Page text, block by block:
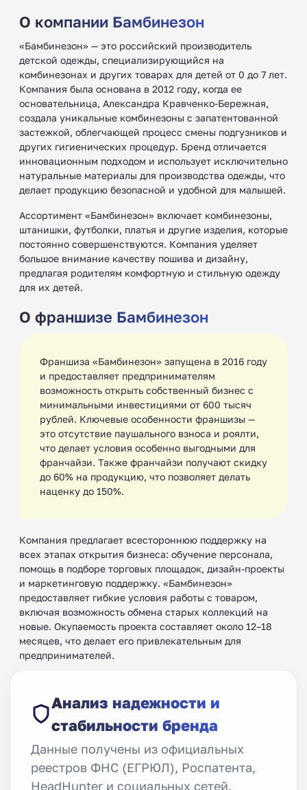
О компании Бамбинезон
«Бамбинезон» — это российский производитель
детской одежды, специализирующийся на
комбинезонах и других товарах для детей от 0 до 7 лет.
Компания была основана в 2012 году, когда ее
основательница, Александра Кравченко-Бережная,
создала уникальные комбинезоны с запатентованной
застежкой, облегчающей процесс смены подгузников и
других гигиенических процедур. Бренд отличается
инновационным подходом и использует исключительно
натуральные материалы для производства одежды, что
делает продукцию безопасной и удобной для малышей.
Ассортимент «Бамбинезон» включает комбинезоны,
штанишки, футболки, платья и другие изделия, которые
постоянно совершенствуются. Компания уделяет
большое внимание качеству пошива и дизайну,
предлагая родителям комфортную и стильную одежду
для их детей.
О франшизе Бамбинезон
Франшиза «Бамбинезон» запущена в 2016 году
и предоставляет предпринимателям
возможность открыть собственный бизнес с
минимальными инвестициями от 600 тысяч
рублей. Ключевые особенности франшизы —
это отсутствие паушального взноса и роялти,
что делает условия особенно выгодными для
франчайзи. Также франчайзи получают скидку
до 60% на продукцию, что позволяет делать
наценку до 150%.
Компания предлагает всестороннюю поддержку на
всех этапах открытия бизнеса: обучение персонала,
помощь в подборе торговых площадок, дизайн-проекты
и маркетинговую поддержку. «Бамбинезон»
предоставляет гибкие условия работы с товаром,
включая возможность обмена старых коллекций на
новые. Окупаемость проекта составляет около 12–18
месяцев, что делает его привлекательным для
предпринимателей.
Анализ надежности и
стабильности бренда
Данные получены из официальных
реестров ФНС (ЕГРЮЛ), Роспатента,
HeadHunter и социальных сетей.